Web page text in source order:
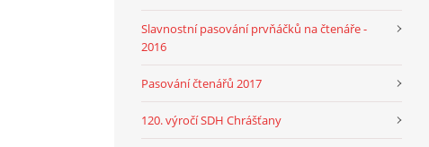
Slavnostní pasování prvňáčků na čtenáře -
2016
Pasování čtenářů 2017
120. výročí SDH Chrášťany